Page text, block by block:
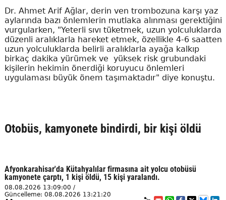
Dr. Ahmet Arif Ağlar, derin ven trombozuna karşı yaz
aylarında bazı önlemlerin mutlaka alınması gerektiğini
vurgularken, "Yeterli sıvı tüketmek, uzun yolculuklarda
düzenli aralıklarla hareket etmek, özellikle 4-6 saatten
uzun yolculuklarda belirli aralıklarla ayağa kalkıp
birkaç dakika yürümek ve yüksek risk grubundaki
kişilerin hekimin önerdiği koruyucu önlemleri
uygulaması büyük önem taşımaktadır" diye konuştu.
Otobüs, kamyonete bindirdi, bir kişi öldü
Afyonkarahisar'da Kütahyalılar firmasına ait yolcu otobüsü
kamyonete çarptı, 1 kişi öldü, 15 kişi yaralandı.
08.08.2026 13:09:00 /
Güncelleme: 08.08.2026 13:21:20